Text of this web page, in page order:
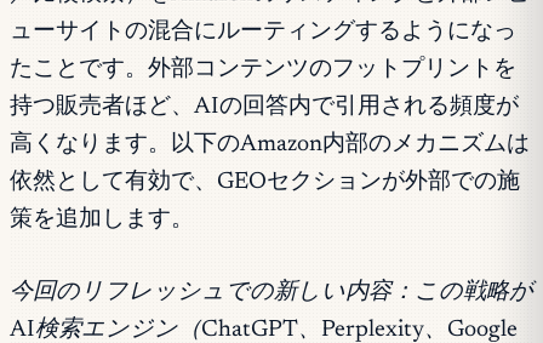
ューサイトの混合にルーティングするようになっ
たことです。外部コンテンツのフットプリントを
持つ販売者ほど、AIの回答内で引用される頻度が
高くなります。以下のAmazon内部のメカニズムは
依然として有効で、GEOセクションが外部での施
策を追加します。
今回のリフレッシュでの新しい内容：この戦略が
AI検索エンジン（ChatGPT、Perplexity、Google